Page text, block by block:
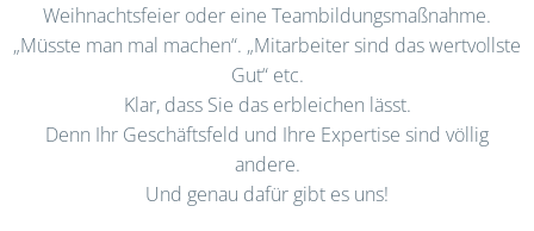
Weihnachtsfeier oder eine Teambildungsmaßnahme.
„Müsste man mal machen“. „Mitarbeiter sind das wertvollste
Gut“ etc.
Klar, dass Sie das erbleichen lässt.
Denn Ihr Geschäftsfeld und Ihre Expertise sind völlig
andere.
Und genau dafür gibt es uns!